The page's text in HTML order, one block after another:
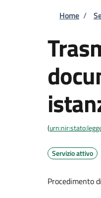
Home /
(
Servizio attivo
Procedimento